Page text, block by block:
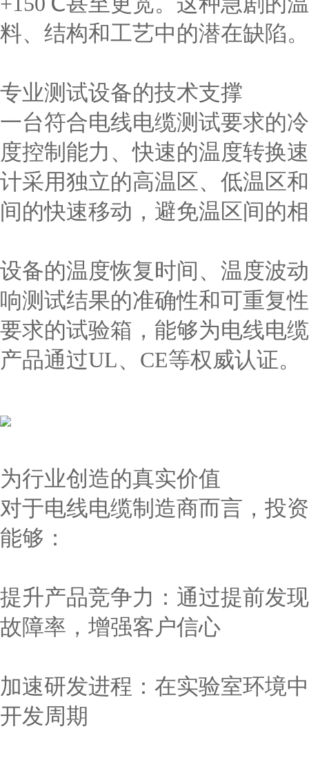
料、结构和工艺中的潜在缺陷。
专业测试设备的技术支撑
一台符合电线电缆测试要求的
度控制能力、快速的温度转换
计采用独立的高温区、低温区
间的快速移动，避免温区间的
设备的温度恢复时间、温度波
响测试结果的准确性和可重复
要求的试验箱，能够为电线电
产品通过UL、CE等权威认证。
为行业创造的真实价值
对于电线电缆制造商而言，投
能够：
提升产品竞争力：通过提前发
故障率，增强客户信心
加速研发进程：在实验室环境
开发周期